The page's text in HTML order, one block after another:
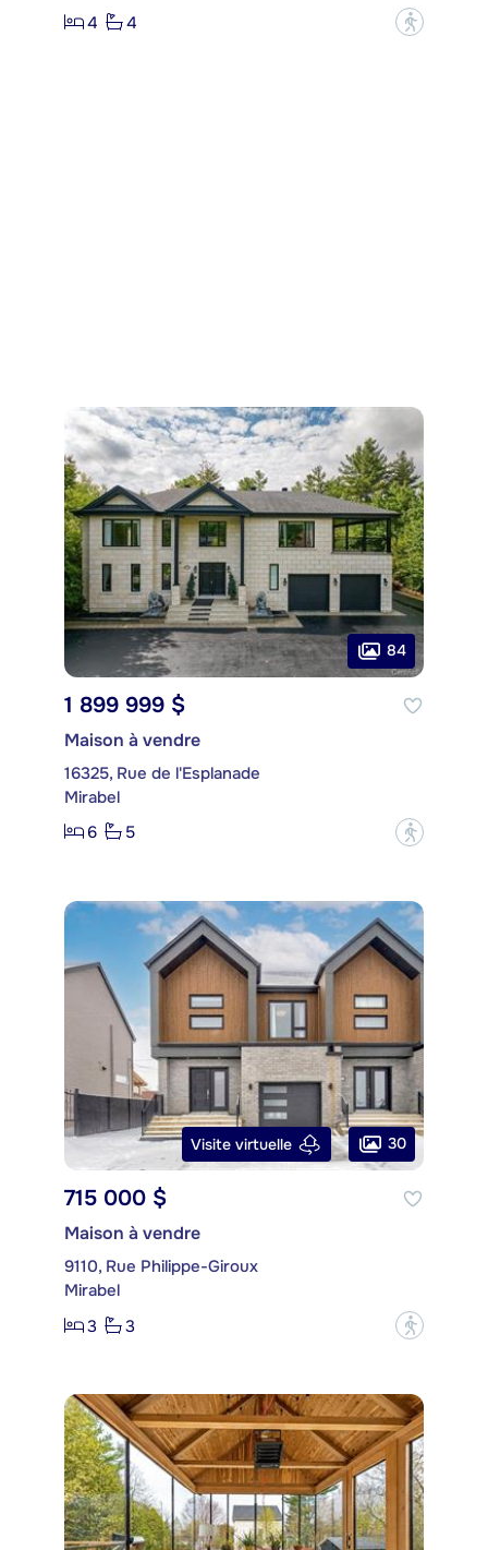
4
4 ?
84
1 899 999 $
Maison à vendre
16325, Rue de l'Esplanade
Mirabel
6
5 ?
Visite virtuelle 30
715 000 $
Maison à vendre
9110, Rue Philippe-Giroux
Mirabel
3
3 ?